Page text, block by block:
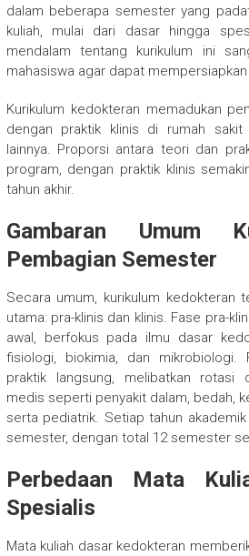
dalam beberapa semester yang
kuliah, mulai dari dasar hingga
mendalam tentang kurikulum ini
mahasiswa agar dapat
Kurikulum kedokteran memadukan
dengan praktik klinis di rumah sakit
lainnya. Proporsi antara teori dan
program, dengan praktik klinis
tahun akhir.
Gambaran Umum
Pembagian Semester
Secara umum, kurikulum kedokteran
utama: pra-klinis dan klinis. Fase pra-
awal, berfokus pada ilmu dasar
fisiologi, biokimia, dan mikrobiologi.
praktik langsung, melibatkan rotasi
medis seperti penyakit dalam, bedah,
serta pediatrik. Setiap tahun
semester, dengan total 12 semester
Perbedaan Mata
Spesialis
Mata kuliah dasar kedokteran